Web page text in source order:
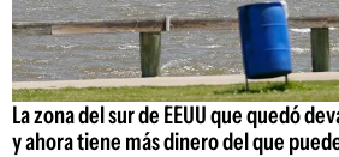
La zona del sur de EEUU que quedó
y ahora tiene más dinero del que